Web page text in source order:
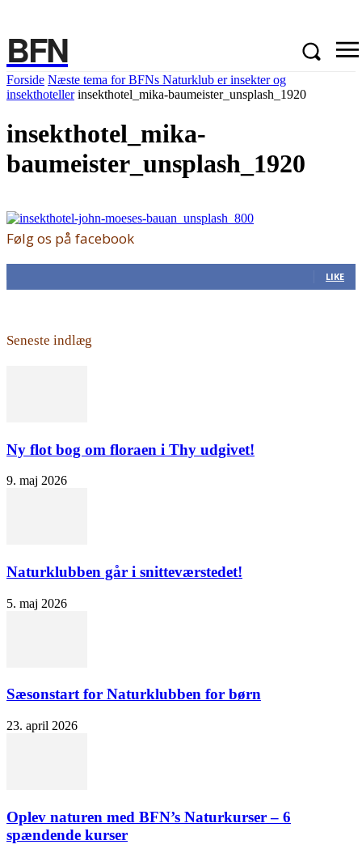
BFN
Forside Næste tema for BFNs Naturklub er insekter og
insekthoteller insekthotel_mika-baumeister_unsplash_1920
insekthotel_mika-
baumeister_unsplash_1920
Følg os på facebook
LIKE
Seneste indlæg
Ny flot bog om floraen i Thy udgivet!
9. maj 2026
Naturklubben går i snitteværstedet!
5. maj 2026
Sæsonstart for Naturklubben for børn
23. april 2026
Oplev naturen med BFN’s Naturkurser – 6
spændende kurser